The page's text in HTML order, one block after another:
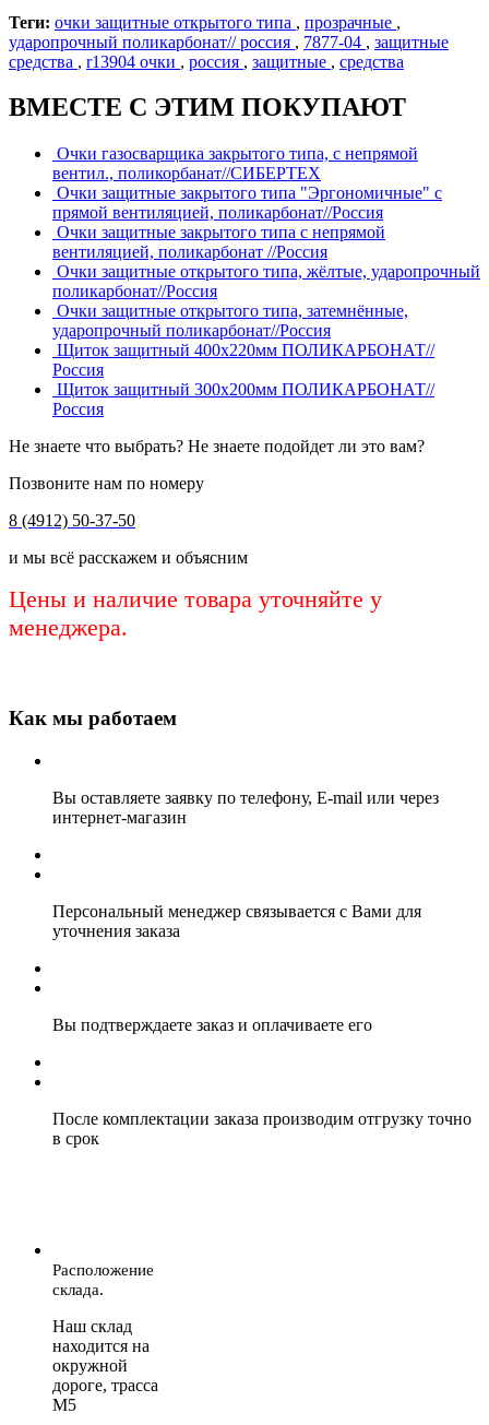
Теги: очки защитные открытого типа , прозрачные ,
ударопрочный поликарбонат// россия , 7877-04 , защитные
средства , r13904 очки , россия , защитные , средства
ВМЕСТЕ С ЭТИМ ПОКУПАЮТ
Очки газосварщика закрытого типа, с непрямой
вентил., поликорбанат//СИБЕРТЕХ
Очки защитные закрытого типа "Эргономичные" с
прямой вентиляцией, поликарбонат//Россия
Очки защитные закрытого типа с непрямой
вентиляцией, поликарбонат //Россия
Очки защитные открытого типа, жёлтые, ударопрочный
поликарбонат//Россия
Очки защитные открытого типа, затемнённые,
ударопрочный поликарбонат//Россия
Щиток защитный 400х220мм ПОЛИКАРБОНАТ//
Россия
Щиток защитный 300х200мм ПОЛИКАРБОНАТ//
Россия
Не знаете что выбрать? Не знаете подойдет ли это вам?
Позвоните нам по номеру
8 (4912) 50-37-50
и мы всё расскажем и объясним
Цены и наличие товара уточняйте у
менеджера.
Как мы работаем
Вы оставляете заявку по телефону, E-mail или через
интернет-магазин
Персональный менеджер связывается с Вами для
уточнения заказа
Вы подтверждаете заказ и оплачиваете его
После комплектации заказа производим отгрузку точно
в срок
Расположение
склада.
Наш склад
находится на
окружной
дороге, трасса
М5